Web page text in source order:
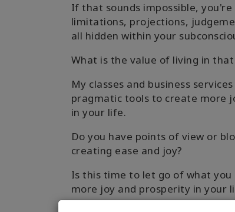
If that sounds impossible,
limitations, projections,
all hidden within your
What is the value of living in
My classes and business
pragmatic tools to create more
in your life.
Do you have points of view or
creating ease and joy?
Is this time to let go of what you
more joy and prosperity in your